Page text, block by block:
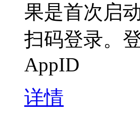
果是首次启
扫码登录。
AppID
详情